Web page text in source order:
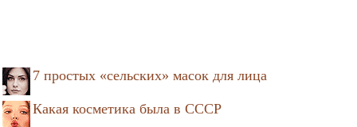
7 простых «сельских» масок для лица
Какая косметика была в СССР